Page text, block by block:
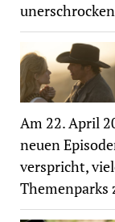
Am 22. April
neuen
verspricht,
Themenparks